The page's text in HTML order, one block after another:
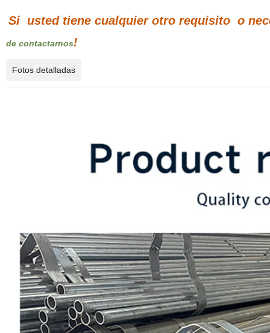
Si usted tiene cualquier otro requisito o
de contactarnos!
Fotos detalladas